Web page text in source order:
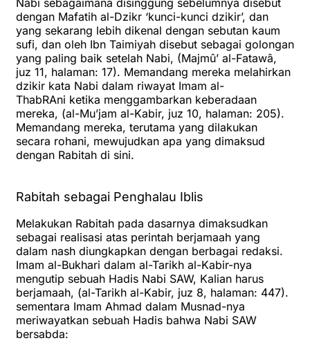
Nabi sebagaimana disinggung sebelumnya disebut
dengan Mafatih al-Dzikr ‘kunci-kunci dzikir’, dan
yang sekarang lebih dikenal dengan sebutan kaum
sufi, dan oleh Ibn Taimiyah disebut sebagai golongan
yang paling baik setelah Nabi, (Majmû’ al-Fatawâ,
juz 11, halaman: 17). Memandang mereka melahirkan
dzikir kata Nabi dalam riwayat Imam al-
ThabRAni ketika menggambarkan keberadaan
mereka, (al-Mu’jam al-Kabir, juz 10, halaman: 205).
Memandang mereka, terutama yang dilakukan
secara rohani, mewujudkan apa yang dimaksud
dengan Rabitah di sini.
Rabitah sebagai Penghalau Iblis
Melakukan Rabitah pada dasarnya dimaksudkan
sebagai realisasi atas perintah berjamaah yang
dalam nash diungkapkan dengan berbagai redaksi.
Imam al-Bukhari dalam al-Tarikh al-Kabir-nya
mengutip sebuah Hadis Nabi SAW, Kalian harus
berjamaah, (al-Tarikh al-Kabir, juz 8, halaman: 447).
sementara Imam Ahmad dalam Musnad-nya
meriwayatkan sebuah Hadis bahwa Nabi SAW
bersabda: